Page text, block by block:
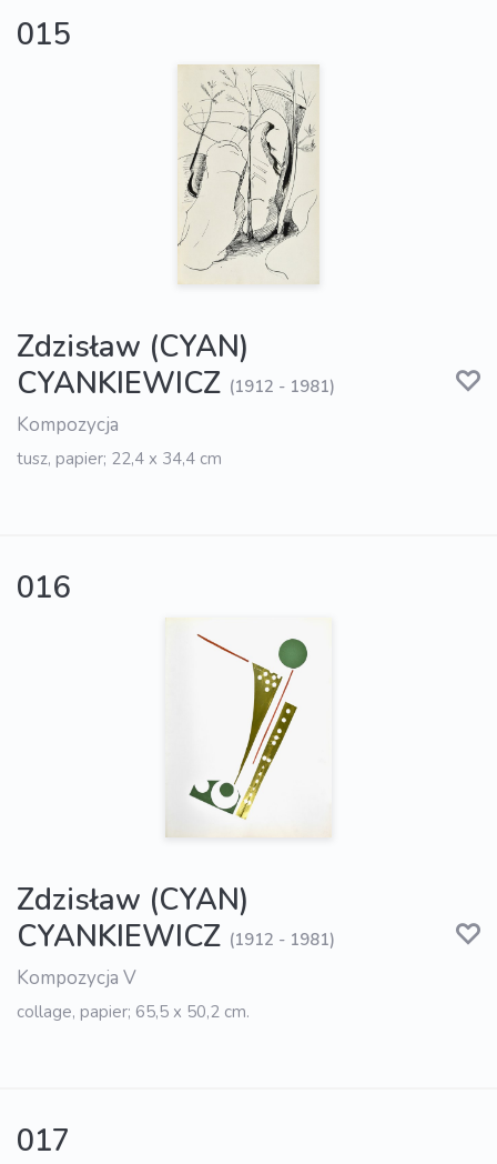
015
Zdzisław (CYAN)
CYANKIEWICZ (1912 - 1981)
Kompozycja
tusz, papier; 22,4 x 34,4 cm
016
Zdzisław (CYAN)
CYANKIEWICZ (1912 - 1981)
Kompozycja V
collage, papier; 65,5 x 50,2 cm.
017